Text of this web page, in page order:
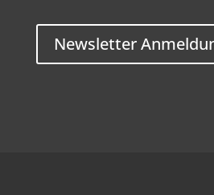
Newsletter